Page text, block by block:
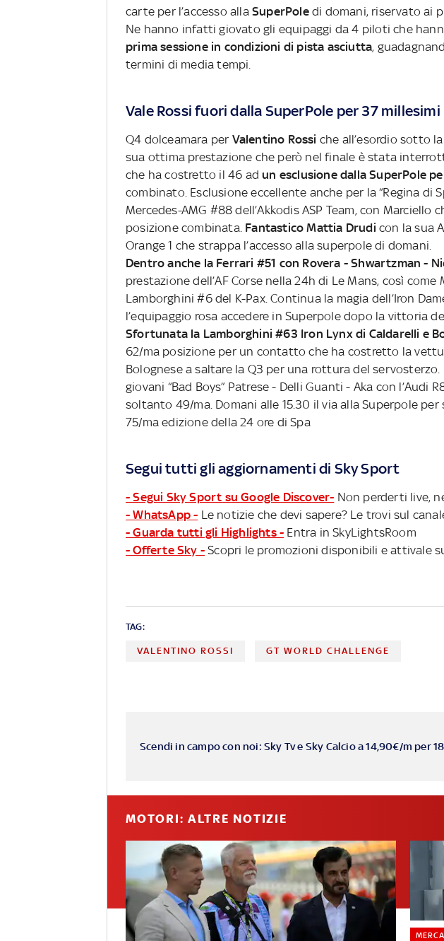
carte per l’accesso alla SuperPoledi domani, riservato ai
Ne hanno infatti giovato gli equipaggi da 4 piloti che
prima sessione in condizioni di pista asciutta,
termini di media tempi.
Vale Rossi fuori dalla SuperPole per 37 millesimi
Q4 dolceamara per Valentino Rossi che all’esordio sotto
sua ottima prestazione che però nel finale è stata
che ha costretto il 46 adun esclusione dalla SuperPole
combinato. Esclusione eccellente anche per la “Regina di
Mercedes-AMG #88 dell’Akkodis ASP Team, con Marciello
posizione combinata. Fantastico Mattia Drudi con la sua
Orange 1 che strappa l’accesso alla superpole di domani.
Dentro anche la Ferrari #51 con Rovera - Shwartzman -
prestazione dell’AF Corse nella 24h di Le Mans, così come
Lamborghini #6 del K-Pax. Continua la magia dell’Iron
l’equipaggio rosa accedere in Superpole dopo la vittoria
Sfortunata la Lamborghini #63 Iron Lynx di Caldarelli e
62/ma posizione per un contatto che ha costretto la
Bolognese a saltare la Q3 per una rottura del
giovani “Bad Boys” Patrese - Delli Guanti - Aka con l’Audi
soltanto 49/ma. Domani alle 15.30 il via alla Superpole
75/ma edizione della 24 ore di Spa
Segui tutti gli aggiornamenti di Sky Sport
- Segui Sky Sport su Google Discover- Non perderti live,
- WhatsApp - Le notizie che devi sapere? Le trovi sul
- Guarda tutti gli Highlights - Entra in SkyLightsRoom
- Offerte Sky - Scopri le promozioni disponibili e attivale
TAG:
VALENTINO ROSSI GT WORLD CHALLENGE
Scendi in campo con noi: Sky Tv e Sky Calcio a 14,90€/m per
MOTORI: ALTRE NOTIZIE